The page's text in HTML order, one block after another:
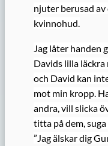
njuter berusad
kvinnohud.
Jag låter handen
Davids lilla läckra
och David kan
mot min kropp.
andra, vill slicka
titta på dem,
”Jag älskar dig